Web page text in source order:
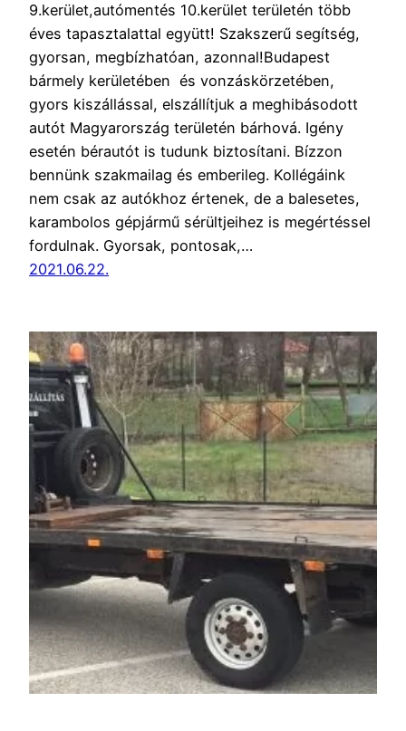
9.kerület,autómentés 10.kerület területén több
éves tapasztalattal együtt! Szakszerű segítség,
gyorsan, megbízhatóan, azonnal!Budapest
bármely kerületében és vonzáskörzetében,
gyors kiszállással, elszállítjuk a meghibásodott
autót Magyarország területén bárhová. Igény
esetén bérautót is tudunk biztosítani. Bízzon
bennünk szakmailag és emberileg. Kollégáink
nem csak az autókhoz értenek, de a balesetes,
karambolos gépjármű sérültjeihez is megértéssel
fordulnak. Gyorsak, pontosak,…
2021.06.22.